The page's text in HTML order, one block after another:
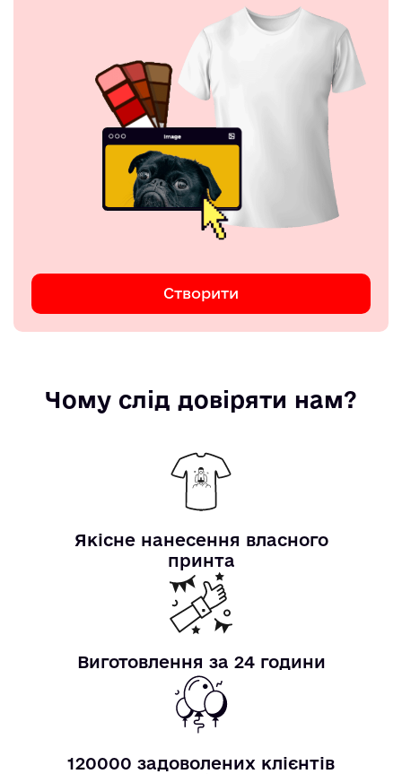
Створити
Чому слід довіряти нам?
Якісне нанесення власного
принта
Виготовлення за 24 години
120000 задоволених клієнтів